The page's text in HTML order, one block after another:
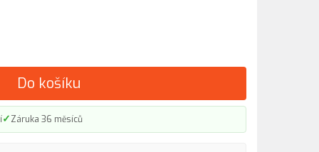
Do košíku
✓Záruka 36 měsíců